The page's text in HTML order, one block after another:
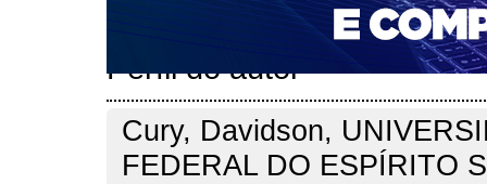
Perfil do autor
Cury, Davidson,
FEDERAL DO ESPÍRITO